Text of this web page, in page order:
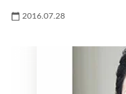
2016.07.28